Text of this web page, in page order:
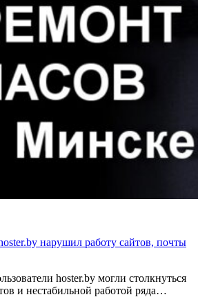
нарушил работу сайтов, почты
hoster.by могли столкнуться
и нестабильной работой ряда…